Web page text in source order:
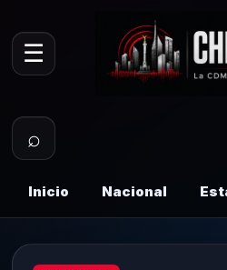
☰
⌕
Inicio Nacional